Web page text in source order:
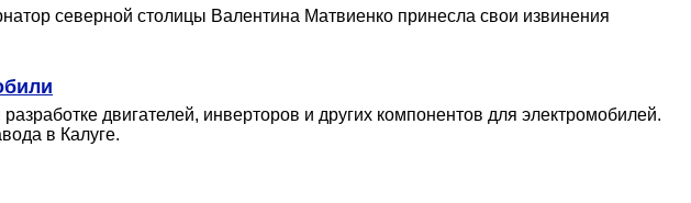
северной столицы Валентина Матвиенко принесла свои извинения
двигателей, инверторов и других компонентов для электромобилей.
в Калуге.